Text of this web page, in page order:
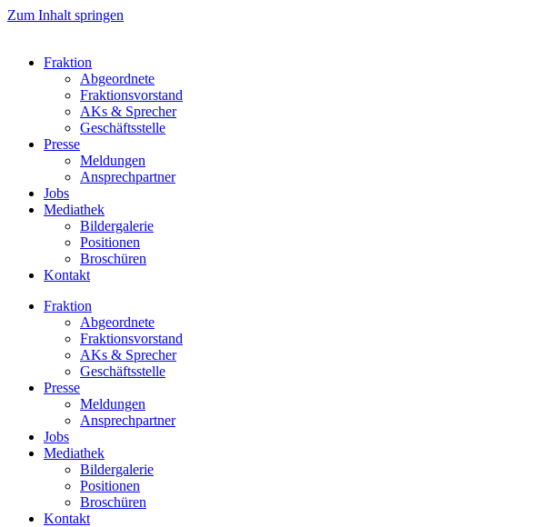
Zum Inhalt springen
Fraktion
Abgeordnete
Fraktions­vorstand
AKs & Sprecher
Geschäftsstelle
Presse
Meldungen
Ansprechpartner
Jobs
Mediathek
Bildergalerie
Positionen
Broschüren
Kontakt
Fraktion
Abgeordnete
Fraktions­vorstand
AKs & Sprecher
Geschäftsstelle
Presse
Meldungen
Ansprechpartner
Jobs
Mediathek
Bildergalerie
Positionen
Broschüren
Kontakt